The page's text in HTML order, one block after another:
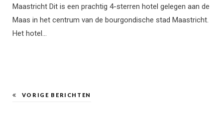
Maastricht Dit is een prachtig 4-sterren hotel gelegen aan de
Maas in het centrum van de bourgondische stad Maastricht.
Het hotel…
VORIGE BERICHTEN